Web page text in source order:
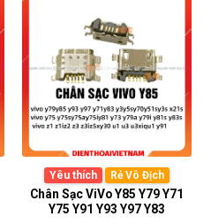
Yêu thích Rẻ Vô Địch
Chân Sạc ViVo Y85 Y79 Y71
Y75 Y91 Y93 Y97 Y83